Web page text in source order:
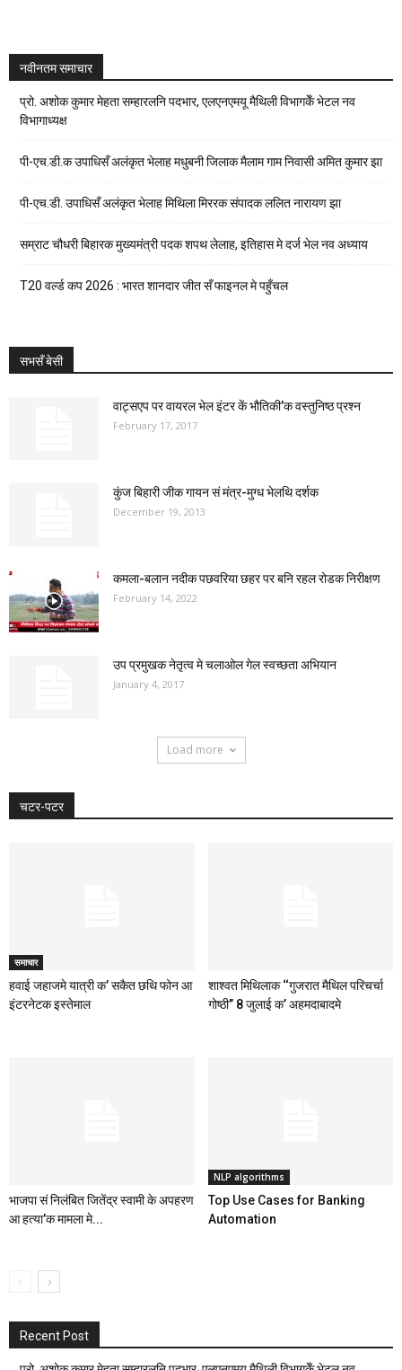
नवीनतम समाचार
प्रो. अशोक कुमार मेहता सम्हारलनि पदभार, एलएनएमयू मैथिली विभागकेँ भेटल नव
विभागाध्यक्ष
पी-एच.डी.क उपाधिसँ अलंकृत भेलाह मधुबनी जिलाक मैलाम गाम निवासी अमित कुमार झा
पी-एच.डी. उपाधिसँ अलंकृत भेलाह मिथिला मिररक संपादक ललित नारायण झा
सम्राट चौधरी बिहारक मुख्यमंत्री पदक शपथ लेलाह, इतिहास मे दर्ज भेल नव अध्याय
T20 वर्ल्ड कप 2026 : भारत शानदार जीत सँ फाइनल मे पहुँचल
सभसँ बेसी
वाट्सएप पर वायरल भेल इंटर कें भौतिकी’क वस्तुनिष्ठ प्रश्न
February 17, 2017
कुंज बिहारी जीक गायन सं मंत्र-मुग्ध भेलथि दर्शक
December 19, 2013
कमला-बलान नदीक पछवरिया छहर पर बनि रहल रोडक निरीक्षण
February 14, 2022
उप प्रमुखक नेतृत्व मे चलाओल गेल स्वच्छता अभियान
January 4, 2017
Load more
चटर-पटर
समाचार
हवाई जहाजमे यात्री क’ सकैत छथि फोन आ
इंटरनेटक इस्तेमाल
शाश्वत मिथिलाक ‘‘गुजरात मैथिल परिचर्चा
गोष्ठी’’ 8 जुलाई क’ अहमदाबादमे
भाजपा सं निलंबित जितेंद्र स्वामी के अपहरण
आ हत्या’क मामला मे...
NLP algorithms
Top Use Cases for Banking
Automation
Recent Post